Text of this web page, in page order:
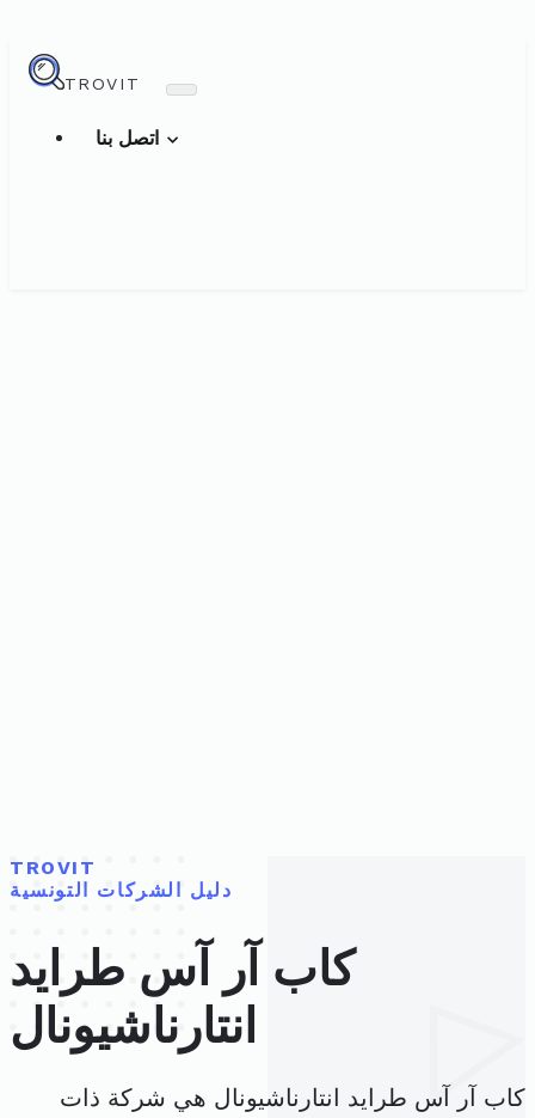
TROVIT
TROVIT
دليل الشركات التونسية
كاب آر آس طرايد
انتارناشيونال
كاب آر آس طرايد انتارناشيونال هي شركة ذات